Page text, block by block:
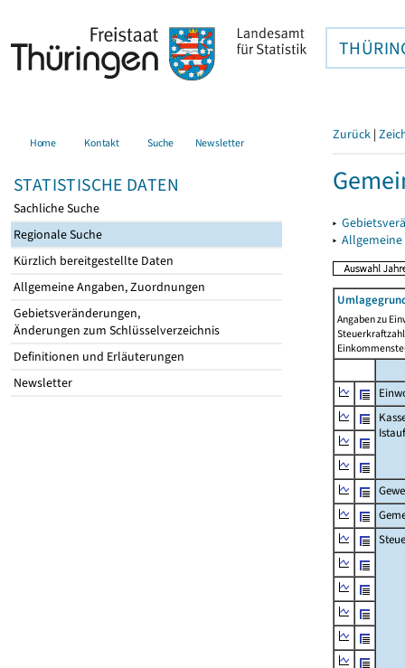
Home Kontakt Suche Newsletter
STATISTISCHE DATEN
Sachliche Suche
Regionale Suche
Kürzlich bereitgestellte Daten
Allgemeine Angaben, Zuordnungen
Gebietsveränderungen,
Änderungen zum Schlüsselverzeichnis
Definitionen und Erläuterungen
Newsletter
Zurück |
▸
▸
Angaben zu